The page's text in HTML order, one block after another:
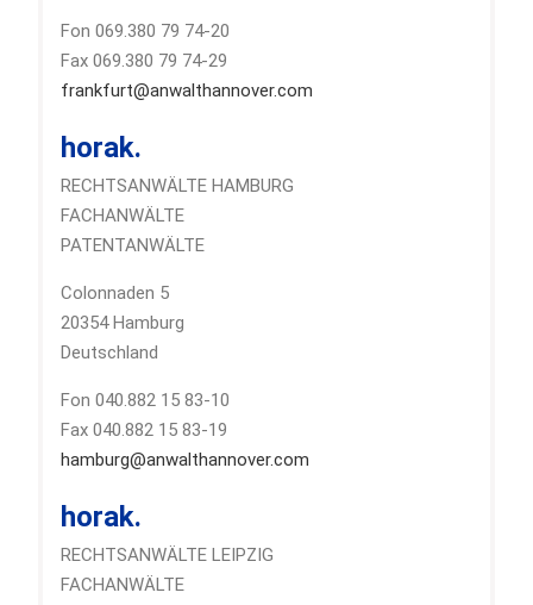
Fon 069.380 79 74-20
Fax 069.380 79 74-29
frankfurt@anwalthannover.com
horak.
RECHTSANWÄLTE HAMBURG
FACHANWÄLTE
PATENTANWÄLTE
Colonnaden 5
20354 Hamburg
Deutschland
Fon 040.882 15 83-10
Fax 040.882 15 83-19
hamburg@anwalthannover.com
horak.
RECHTSANWÄLTE LEIPZIG
FACHANWÄLTE